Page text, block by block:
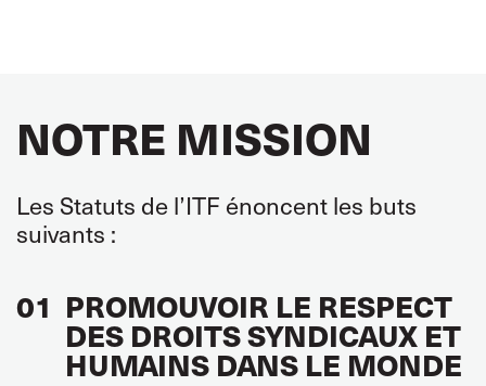
NOTRE MISSION
Les Statuts de l’ITF énoncent les buts
suivants :
01 PROMOUVOIR LE RESPECT
DES DROITS SYNDICAUX ET
HUMAINS DANS LE MONDE